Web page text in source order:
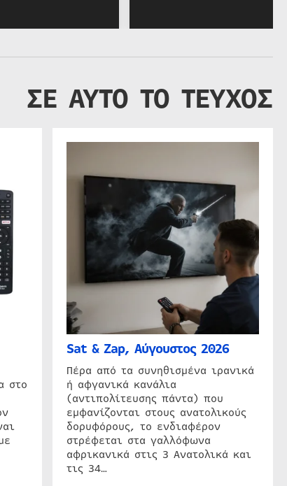
ΣΕ ΑΥΤΟ ΤΟ ΤΕΥΧΟΣ
στο
Sat & Zap, Αύγουστος 2026
Πέρα από τα συνηθισμένα ιρανικά
ή αφγανικά κανάλια
(αντιπολίτευσης πάντα) που
εμφανίζονται στους ανατολικούς
δορυφόρους, το ενδιαφέρον
στρέφεται στα γαλλόφωνα
αφρικανικά στις 3 Ανατολικά και
τις 34…